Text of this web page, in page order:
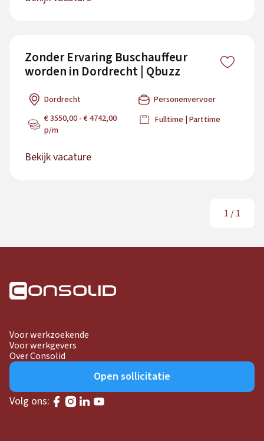
Zonder Ervaring Buschauffeur
worden in Dordrecht | Qbuzz
Dordrecht
Personenvervoer
€ 3550,00 - € 4742,00
p/m
Fulltime | Parttime
Bekijk vacature
1 /1
Voor werkzoekende
Voor werkgevers
Over Consolid
Open sollicitatie
Volg ons: